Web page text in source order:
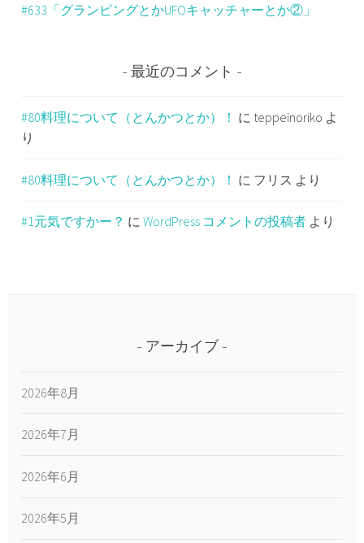
#633「グランピングとかUFOキャッチャーとか②」
最近のコメント
#80料理について（とんかつとか）！ に teppeinoriko よ
り
#80料理について（とんかつとか）！ に フリス より
#1元気ですかー？ にWordPress コメントの投稿者 より
アーカイブ
2026年8月
2026年7月
2026年6月
2026年5月